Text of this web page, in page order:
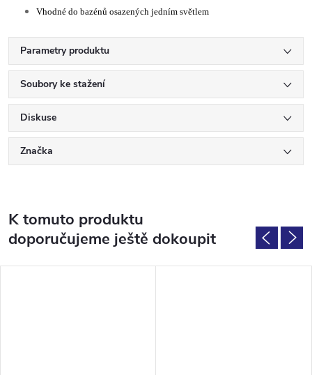
Vhodné do bazénů osazených jedním světlem
Parametry produktu
Soubory ke stažení
Diskuse
Značka
K tomuto produktu
doporučujeme ještě dokoupit